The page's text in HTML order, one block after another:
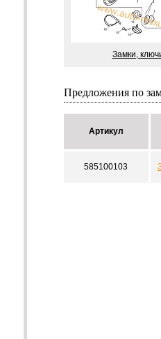
Замки,
Предложения по
Артикул
585100103